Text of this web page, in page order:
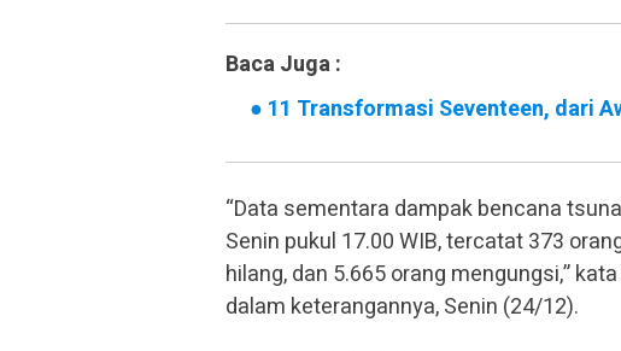
Baca Juga :
● 11 Transformasi Seventeen, dari
“Data sementara dampak bencana
Senin pukul 17.00 WIB, tercatat 373
hilang, dan 5.665 orang mengungsi,”
dalam keterangannya, Senin (24/12).